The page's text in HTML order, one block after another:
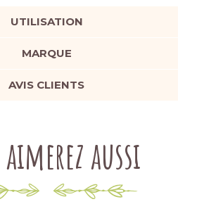
UTILISATION
MARQUE
AVIS CLIENTS
aussi